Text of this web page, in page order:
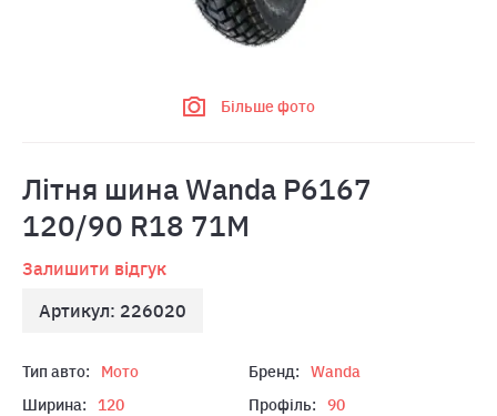
Більше фото
Літня шина Wanda P6167
120/90 R18 71M
Залишити відгук
Артикул: 226020
Тип авто: Мото Бренд:
Wanda
Ширина:
120 Профіль:
90